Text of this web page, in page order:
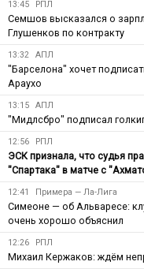
13:45 РПЛ
Семшов высказался о
Глушенков по контракту
13:32 АПЛ
"Барселона" хочет
Араухо
13:15 АПЛ
"Мидлсбро" подписал
12:56 РПЛ
ЭСК признала, что судья
"Спартака" в матче с
12:41 Примера — Ла-Лига
Симеоне — об Альваресе:
очень хорошо объяснил
12:26 РПЛ
Михаил Кержаков: ждём